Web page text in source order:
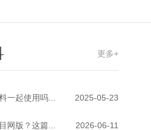
更多+
吗？ 2025-06-02